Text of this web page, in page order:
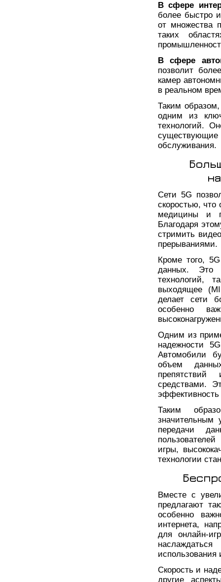
В сфере
более быстро
от множества
таких
В сфере
позволит
камер
в реальном
Таким
одним из
технологий.
существующие
обслуживания.
Сети 5G
скоростью, что
медицины и
Благодаря
стримить
прерываниями.
Кроме того,
данных. Это
технологий,
выходящее
делает сети
особенно
Одним из
надежности
Автомобили
объем
средствами.
Таким
значительным
передачи
игры,
технологии
Вместе с
предлагают
особенно
интернета,
для онлайн-
использования
Скорость и
другие